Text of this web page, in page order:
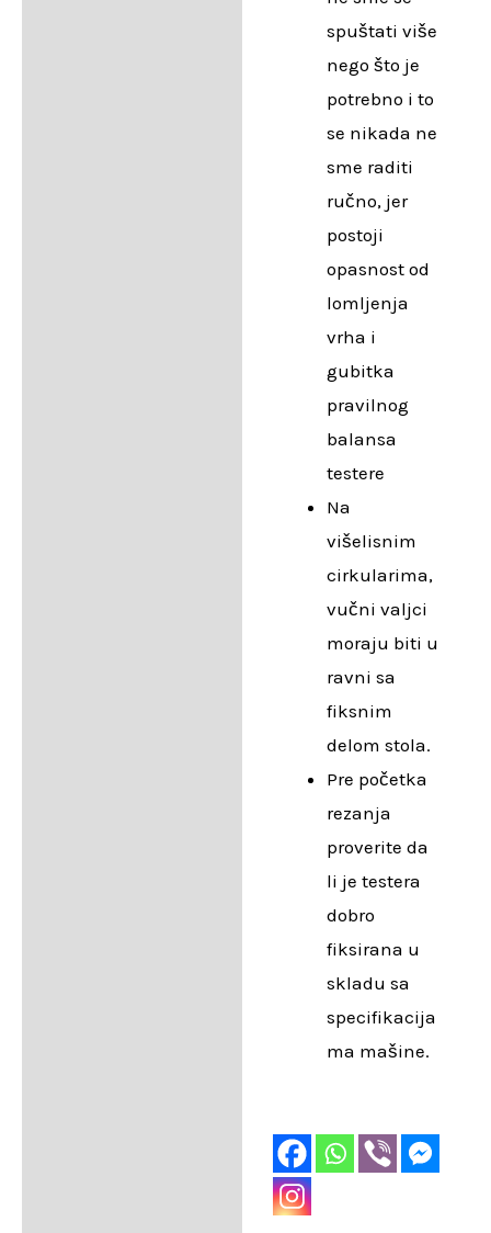
spuštati više
nego što je
potrebno i to
se nikada ne
sme raditi
ručno, jer
postoji
opasnost od
lomljenja
vrha i
gubitka
pravilnog
balansa
testere
Na
višelisnim
cirkularima,
vučni valjci
moraju biti u
ravni sa
fiksnim
delom stola.
Pre početka
rezanja
proverite da
li je testera
dobro
fiksirana u
skladu sa
specifikacija
ma mašine.